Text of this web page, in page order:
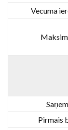
Vecuma
Pirmais